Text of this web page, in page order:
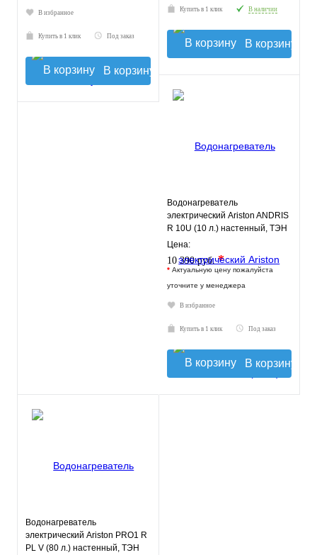
В избранное
Купить в 1 клик Под заказ
В корзину
Купить в 1 клик В наличии
В корзину
Водонагреватель
электрический Ariston ANDRIS
R 10U (10 л.) настенный, ТЭН
1,2 кВт.
Цена:
10 390 руб.*
* Актуальную цену пожалуйста
уточните у менеджера
В избранное
Купить в 1 клик Под заказ
В корзину
Водонагреватель
электрический Ariston PRO1 R
PL V (80 л.) настенный, ТЭН